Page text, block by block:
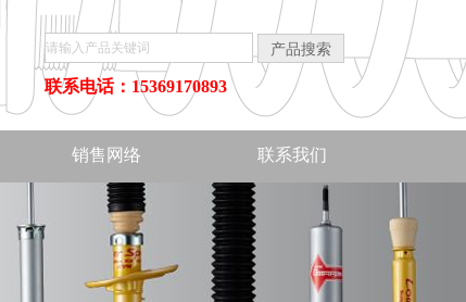
联系电话：15369170893
销售网络 联系我们